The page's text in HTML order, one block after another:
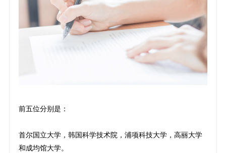
前五位分别是：
首尔国立大学，韩国科学技术院，浦项科技大学，高丽大学
和成均馆大学。